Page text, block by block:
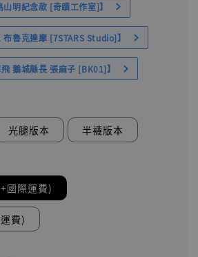
明紀念款 [奇蹟工作室]】
魯克達摩 [7STARS Studio]】
鵝城縣長 張麻子 [BK01]】
光腿版本 半襪版本
國際運費)
費)